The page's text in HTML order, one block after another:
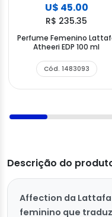
U$ 45.00
R$ 235.35
Perfume Femenino
Atheeri EDP 100 ml
Cód. 1483093
Descrição do
Affection da
feminino que